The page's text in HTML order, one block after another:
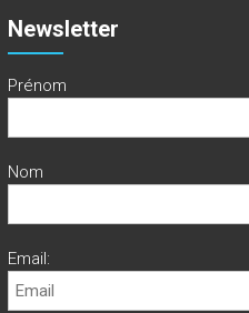
Newsletter
Prénom
Nom
Email: